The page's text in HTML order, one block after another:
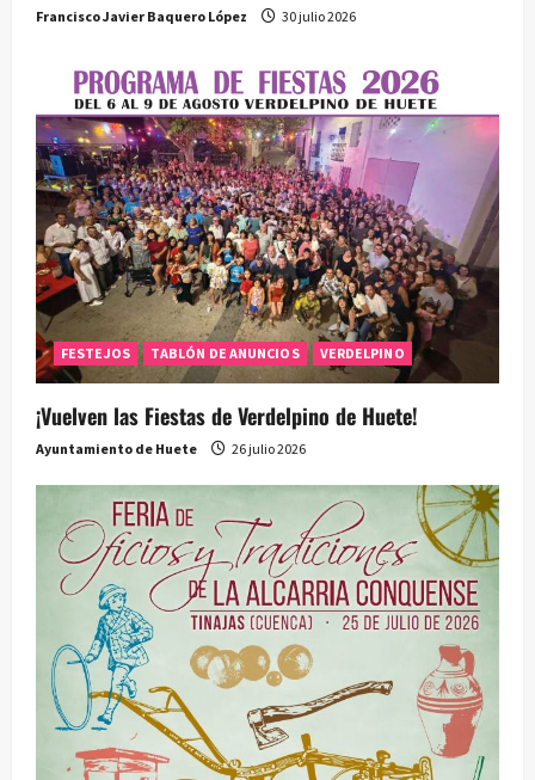
Francisco Javier Baquero López 30 julio 2026
FESTEJOS TABLÓN DE ANUNCIOS VERDELPINO
¡Vuelven las Fiestas de Verdelpino de Huete!
Ayuntamiento de Huete 26 julio 2026